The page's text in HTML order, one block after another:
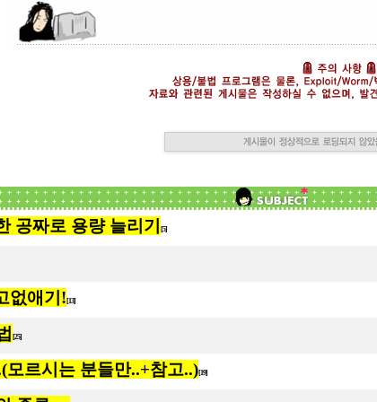
공짜로 용량 늘리기 [5]
없애기! [13]
[25]
모르시는 분들만..+참고..)[19]